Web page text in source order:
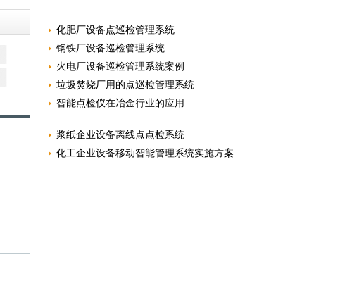
化肥厂设备点巡检管理系统
钢铁厂设备巡检管理系统
火电厂设备巡检管理系统案例
垃圾焚烧厂用的点巡检管理系统
智能点检仪在冶金行业的应用
浆纸企业设备离线点点检系统
化工企业设备移动智能管理系统实施方案